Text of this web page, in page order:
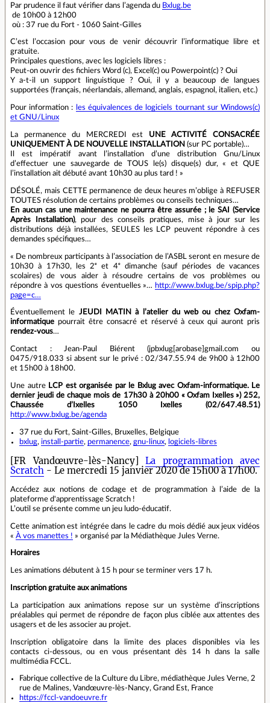
Par prudence il faut vérifier dans l’agenda du Bxlug.be
de 10h00 à 12h00
où : 37 rue du Fort - 1060 Saint-Gilles
C’est l’occasion pour vous de venir découvrir l’informatique libre et
gratuite.
Principales questions, avec les logiciels libres :
Peut-on ouvrir des fichiers Word (c), Excel(c) ou Powerpoint(c) ? Oui
Y a-t-il un support linguistique ? Oui, il y a beaucoup de langues
supportées (français, néerlandais, allemand, anglais, espagnol, italien, etc.)
Pour information :
les équivalences de logiciels tournant sur Windows(c)
et GNU/Linux
La permanence du MERCREDI est UNE ACTIVITÉ CONSACRÉE
UNIQUEMENT À DE NOUVELLE INSTALLATION (sur PC portable)…
Il est impératif avant l’installation d’une distribution Gnu/Linux
d’effectuer une sauvegarde de TOUS le(s) disque(s) dur, « et QUE
l’installation ait débuté avant 10h30 au plus tard ! »
DÉSOLÉ, mais CETTE permanence de deux heures m’oblige à REFUSER
TOUTES résolution de certains problèmes ou conseils techniques…
En aucun cas une maintenance ne pourra être assurée ; le SAI (Service
Après Installation), pour des conseils pratiques, mise à jour sur les
distributions déjà installées, SEULES les LCP peuvent répondre à ces
demandes spécifiques…
« De nombreux participants à l’association de l’ASBL seront en mesure de
10h30 à 17h30, les 2ᵉ et 4ᵉ dimanche (sauf périodes de vacances
scolaires) de vous aider à résoudre certains de vos problèmes ou
répondre à vos questions éventuelles »… http://www.bxlug.be/spip.php?
page=c…
Éventuellement le JEUDI MATIN à l’atelier du web ou chez Oxfam-
informatique pourrait être consacré et réservé à ceux qui auront pris
rendez-vous…
Contact : Jean-Paul Biérent (jpbxlug[arobase]gmail.com ou
0475/918.033 si absent sur le privé : 02/347.55.94 de 9h00 à 12h00
et 15h00 à 18h00.
Une autre LCP est organisée par le Bxlug avec Oxfam-informatique. Le
dernier jeudi de chaque mois de 17h30 à 20h00 « Oxfam Ixelles ») 252,
Chaussée d’Ixelles 1050 Ixelles (02/647.48.51)
http://www.bxlug.be/agenda
37 rue du Fort, Saint-Gilles, Bruxelles, Belgique
bxlug, install-partie, permanence, gnu-linux, logiciels-libres
[FR Vandœuvre-lès-Nancy] La programmation avec
Scratch - Le mercredi 15 janvier 2020 de 15h00 à 17h00.
Accédez aux notions de codage et de programmation à l’aide de la
plateforme d'apprentissage Scratch !
L’outil se présente comme un jeu ludo-éducatif.
Cette animation est intégrée dans le cadre du mois dédié aux jeux vidéos
« À vos manettes ! » organisé par la Médiathèque Jules Verne.
Horaires
Les animations débutent à 15 h pour se terminer vers 17 h.
Inscription gratuite aux animations
La participation aux animations repose sur un système d’inscriptions
préalables qui permet de répondre de façon plus ciblée aux attentes des
usagers et de les associer au projet.
Inscription obligatoire dans la limite des places disponibles via les
contacts ci-dessous, ou en vous présentant dès 14 h dans la salle
multimédia FCCL.
Fabrique collective de la Culture du Libre, médiathèque Jules Verne, 2
rue de Malines, Vandœuvre-lès-Nancy, Grand Est, France
https://fccl-vandoeuvre.fr